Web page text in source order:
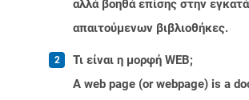
αλλά βοηθά επίσης στην
απαιτούμενων βιβλιοθήκες.
Τι είναι η μορφή WEB;
A web page (or webpage) is a